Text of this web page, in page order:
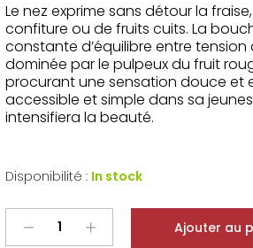
Le nez exprime sans détour la
confiture ou de fruits cuits. La
constante d’équilibre entre
dominée par le pulpeux du fruit
procurant une sensation douce et
accessible et simple dans sa
intensifiera la beauté.
Disponibilité : In stock
Champagne
Ajouter au